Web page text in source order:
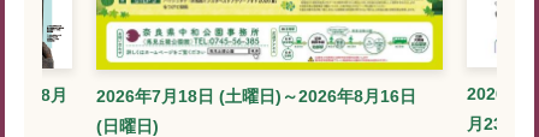
年8月
2026年7月18日 (土曜日)～2026年8月16日
(日曜日)
2026年7
月23日 (